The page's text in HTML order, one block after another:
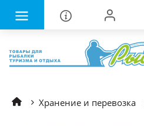
Хранение и перевозка